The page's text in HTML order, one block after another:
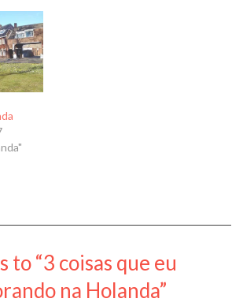
to “3 coisas que eu
na Holanda”